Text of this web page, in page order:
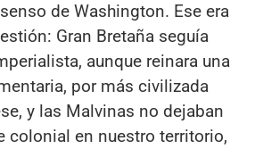
de Washington. Ese era
Gran Bretaña seguía
aunque reinara una
por más civilizada
y las Malvinas no dejaban
colonial en nuestro territorio,